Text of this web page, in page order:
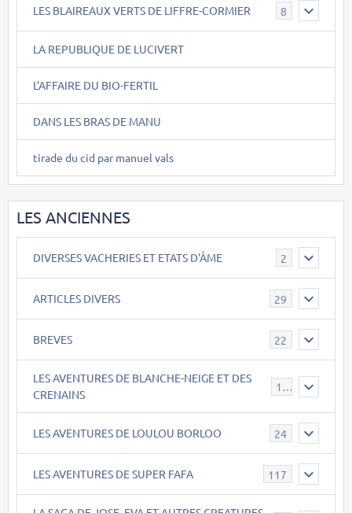
LES BLAIREAUX VERTS DE LIFFRE-CORMIER 8
LA REPUBLIQUE DE LUCIVERT
L'AFFAIRE DU BIO-FERTIL
DANS LES BRAS DE MANU
tirade du cid par manuel vals
LES ANCIENNES
DIVERSES VACHERIES ET ETATS D'ÂME 2
ARTICLES DIVERS 29
BREVES 22
LES AVENTURES DE BLANCHE-NEIGE ET DES
CRENAINS
17
LES AVENTURES DE LOULOU BORLOO 24
LES AVENTURES DE SUPER FAFA 117